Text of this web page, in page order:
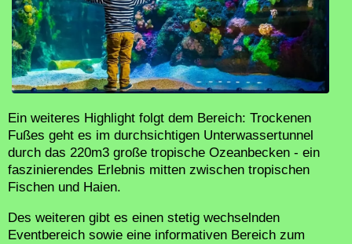
Ein weiteres Highlight folgt dem Bereich: Trockenen
Fußes geht es im durchsichtigen Unterwassertunnel
durch das 220m3 große tropische Ozeanbecken - ein
faszinierendes Erlebnis mitten zwischen tropischen
Fischen und Haien.
Des weiteren gibt es einen stetig wechselnden
Eventbereich sowie eine informativen Bereich zum